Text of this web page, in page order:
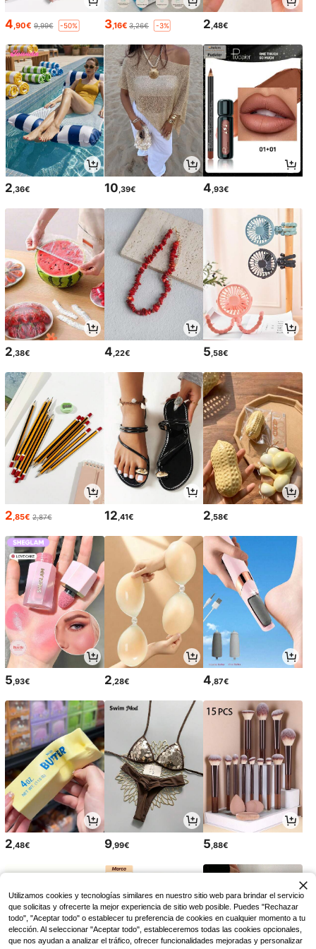
4 ,90€ 9,99€ -50% 3,16€ 3,26€ -3% 2 ,48€
2 ,36€ 10 ,39€ 4 ,93€
2,38€ 4,22€ 5,58€
2,85€ 2,87€ 12,41€ 2,58€
5 ,93€ 2 ,28€ 4 ,87€
2,48€ 9,99€ 5,88€
Utilizamos cookies y tecnologías similares en nuestro sitio web para brindar el servicio
que solicitas y ofrecerte la mejor experiencia de sitio web posible. Puedes "Rechazar
todo", "Aceptar todo" o establecer tu preferencia de cookies en cualquier momento a tu
elección. Al seleccionar "Aceptar todo", estableceremos todas las cookies opcionales,
que nos ayudan a analizar el tráfico, ofrecer funcionalidades mejoradas y personalizar